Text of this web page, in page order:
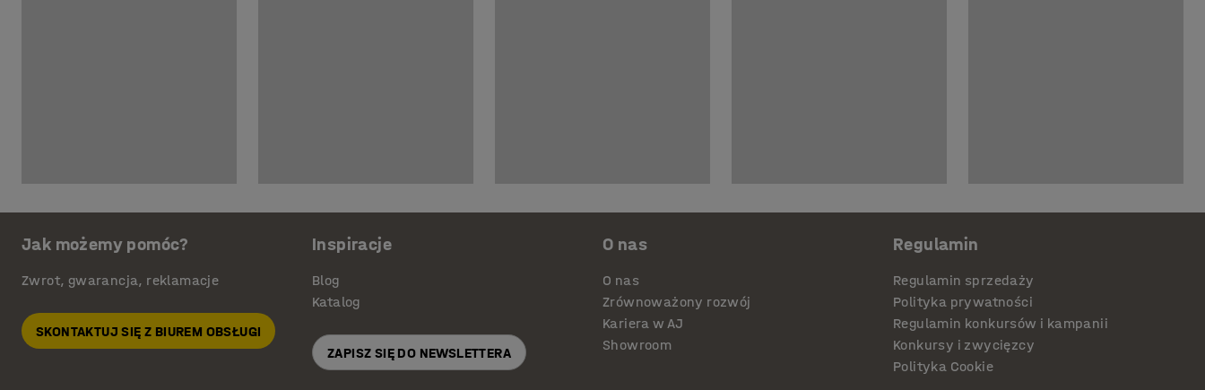
Jak możemy pomóc?
Zwrot, gwarancja, reklamacje
SKONTAKTUJ SIĘ Z BIUREM OBSŁUGI
Inspiracje
Blog
Katalog
ZAPISZ SIĘ DO NEWSLETTERA
O nas
O nas
Zrównoważony rozwój
Kariera w AJ
Showroom
Regulamin
Regulamin sprzedaży
Polityka prywatności
Regulamin konkursów i kampanii
Konkursy i zwycięzcy
Polityka Cookie